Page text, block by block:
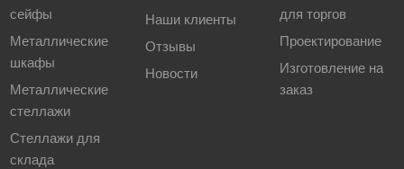
сейфы
Металлические
шкафы
Металлические
стеллажи
Стеллажи для
склада
Наши клиенты
Отзывы
Новости
для торгов
Проектирование
Изготовление на
заказ